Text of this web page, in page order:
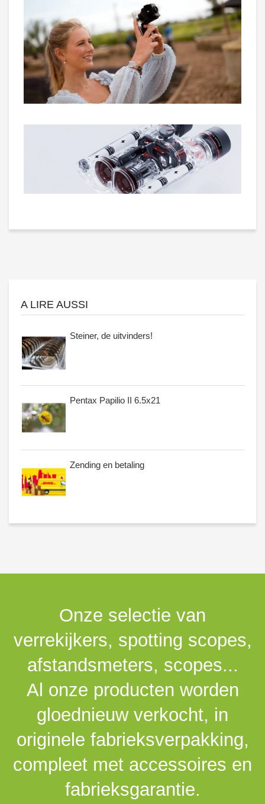
A LIRE AUSSI
Steiner, de uitvinders!
Pentax Papilio II 6.5x21
Zending en betaling
Onze selectie van
verrekijkers, spotting scopes,
afstandsmeters, scopes...
Al onze producten worden
gloednieuw verkocht, in
originele fabrieksverpakking,
compleet met accessoires en
fabrieksgarantie.